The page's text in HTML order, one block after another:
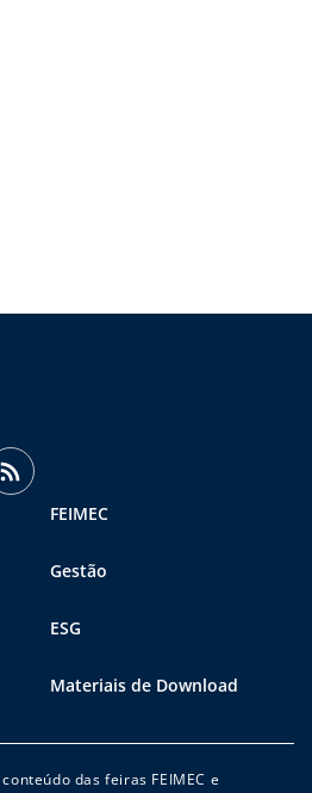
FEIMEC
Gestão
ESG
Materiais de Download
das feiras FEIMEC e